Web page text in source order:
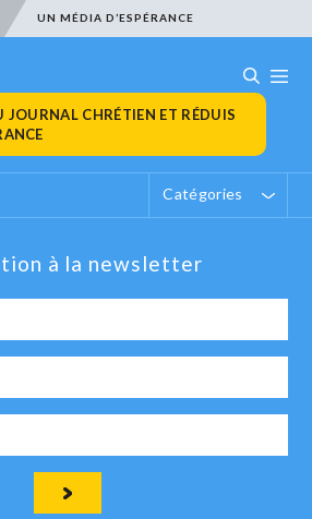
UN MÉDIA D’ESPÉRANCE
JOURNAL CHRÉTIEN ET RÉDUIS
Catégories
à la newsletter